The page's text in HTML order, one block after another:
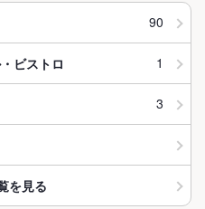
90
ビストロ 1
3
を見る